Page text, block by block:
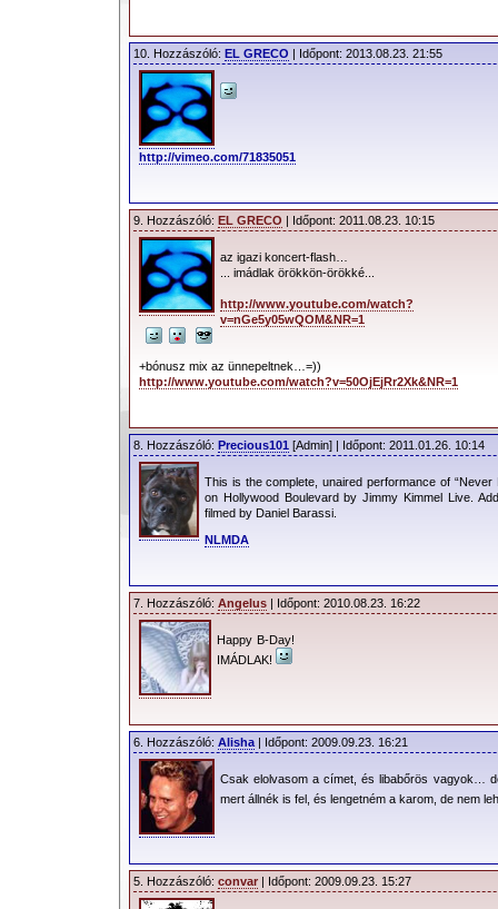
10. Hozzászóló: EL GRECO | Időpont: 2013.08.23. 21:55
http://vimeo.com/71835051
9. Hozzászóló: EL GRECO | Időpont: 2011.08.23. 10:15
az igazi koncert-flash…
... imádlak örökkön-örökké...
http://www.youtube.com/watch?
v=nGe5y05wQOM&NR=1
+bónusz mix az ünnepeltnek…=))
http://www.youtube.com/watch?v=50OjEjRr2Xk&NR=1
8. Hozzászóló: Precious101 [Admin] | Időpont: 2011.01.26. 10:14
This is the complete, unaired performance of “Never
on Hollywood Boulevard by Jimmy Kimmel Live.
filmed by Daniel Barassi.
NLMDA
7. Hozzászóló: Angelus | Időpont: 2010.08.23. 16:22
Happy B-Day!
IMÁDLAK!
6. Hozzászóló: Alisha | Időpont: 2009.09.23. 16:21
Csak elolvasom a címet, és libabőrös vagyok…
mert állnék is fel, és lengetném a karom, de nem
5. Hozzászóló: convar | Időpont: 2009.09.23. 15:27